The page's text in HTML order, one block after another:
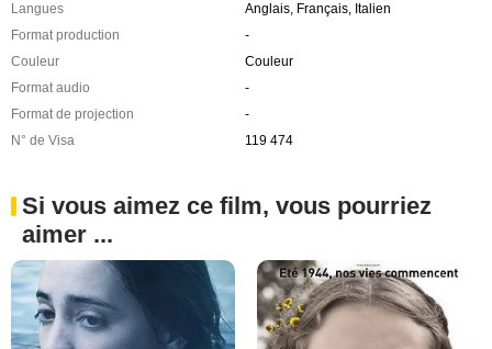
Langues
Anglais, Français, Italien
Format production
-
Couleur
Couleur
Format audio
-
Format de projection
-
N° de Visa
119 474
Si vous aimez ce film, vous pourriez
aimer ...